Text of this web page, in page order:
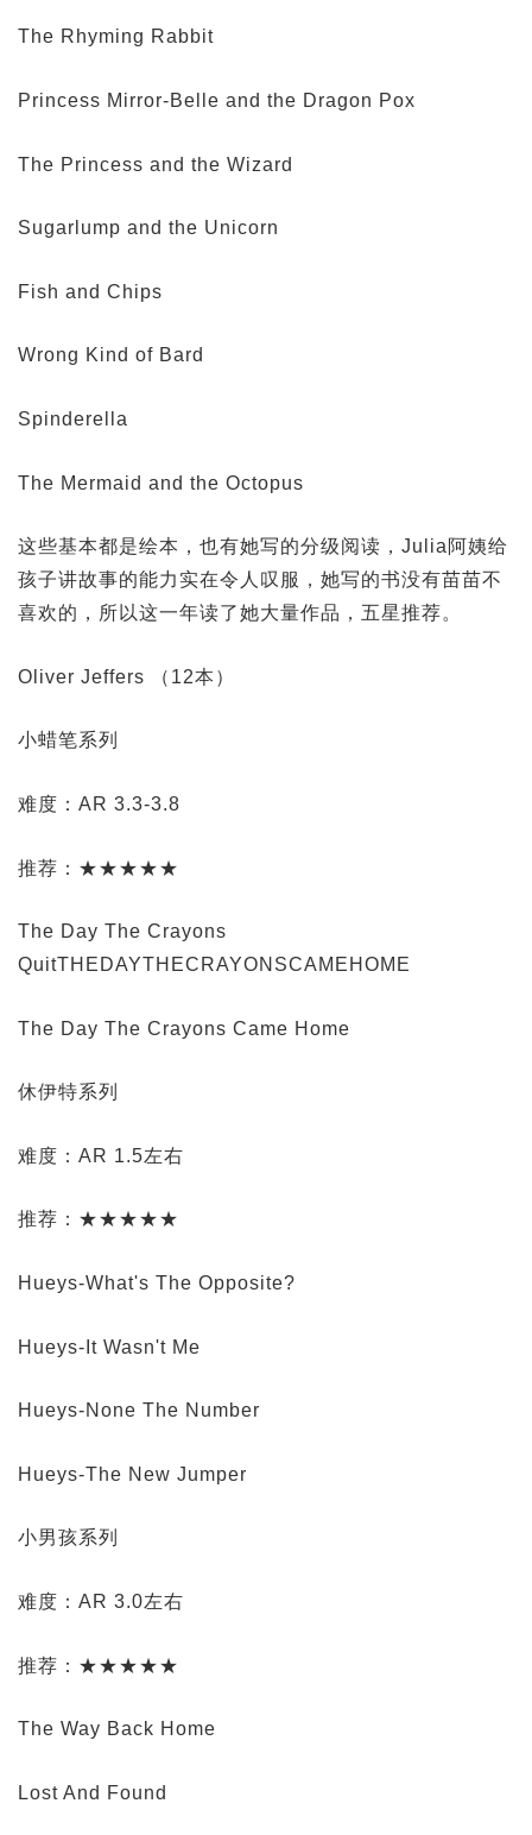
The Rhyming Rabbit
Princess Mirror-Belle and the Dragon Pox
The Princess and the Wizard
Sugarlump and the Unicorn
Fish and Chips
Wrong Kind of Bard
Spinderella
The Mermaid and the Octopus
这些基本都是绘本，也有她写的分级阅读，Julia阿姨给
孩子讲故事的能力实在令人叹服，她写的书没有苗苗不
喜欢的，所以这一年读了她大量作品，五星推荐。
Oliver Jeffers （12本）
小蜡笔系列
难度：AR 3.3-3.8
推荐：★★★★★
The Day The Crayons
QuitTHEDAYTHECRAYONSCAMEHOME
The Day The Crayons Came Home
休伊特系列
难度：AR 1.5左右
推荐：★★★★★
Hueys-What's The Opposite?
Hueys-It Wasn't Me
Hueys-None The Number
Hueys-The New Jumper
小男孩系列
难度：AR 3.0左右
推荐：★★★★★
The Way Back Home
Lost And Found